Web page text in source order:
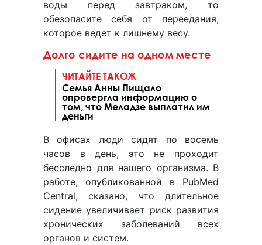
воды перед завтраком, то
обезопасите себя от переедания,
которое ведет к лишнему весу.
Долго сидите на одном месте
ЧИТАЙТЕ ТАКОЖ
Семья Анны Пищало
опровергла информацию о
том, что Меладзе выплатил им
деньги
В офисах люди сидят по восемь
часов в день, это не проходит
бесследно для нашего организма. В
работе, опубликованной в PubMed
Central, сказано, что длительное
сидение увеличивает риск развития
хронических заболеваний всех
органов и систем.